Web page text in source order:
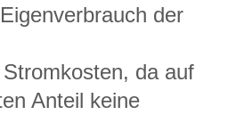
der
da auf
Anteil keine